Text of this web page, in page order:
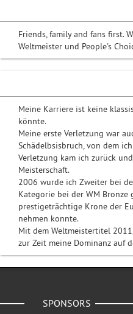
Friends, family and fans first.
Weltmeister und People's
Meine Karriere ist keine
könnte.
Meine erste Verletzung war
Schädelbsisbruch, von dem
Verletzung kam ich zurück
Meisterschaft.
2006 wurde ich Zweiter bei
Kategorie bei der WM
prestigeträchtige Krone der
nehmen konnte.
Mit dem Weltmeistertitel
zur Zeit meine Dominanz auf
SPONSORS